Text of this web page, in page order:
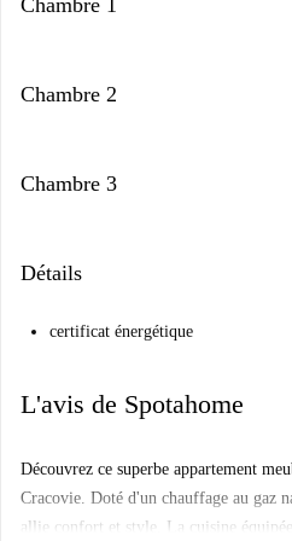
Chambre 1
Chambre 2
Chambre 3
Détails
certificat énergétique
L'avis de Spotahome
Découvrez ce superbe appartement
Cracovie. Doté d'un chauffage au gaz
allie confort et style. La cuisine